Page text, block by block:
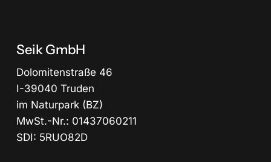
Seik GmbH
Dolomitenstraße 46
I-39040 Truden
im Naturpark (BZ)
MwSt.-Nr.: 01437060211
SDI: 5RUO82D